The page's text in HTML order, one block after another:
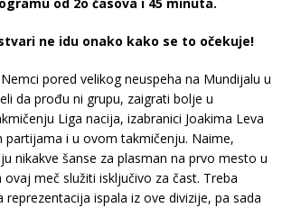
od 2o časova i 45 minuta.
ne idu onako kako se to očekuje!
pored velikog neuspeha na Mundijalu u
da prođu ni grupu, zaigrati bolje u
Liga nacija, izabranici Joakima Leva
partijama i u ovom takmičenju. Naime,
nikakve šanse za plasman na prvo mesto u
meč služiti isključivo za čast. Treba
ispala iz ove divizije, pa sada